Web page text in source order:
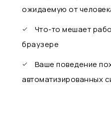
ожидаемую от
Что-то мешает
браузере
Ваше поведение
автоматизированных